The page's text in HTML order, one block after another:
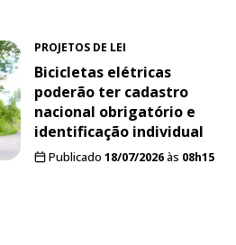
PROJETOS DE LEI
Bicicletas elétricas
poderão ter cadastro
nacional obrigatório e
identificação individual
Publicado 18/07/2026às 08h15